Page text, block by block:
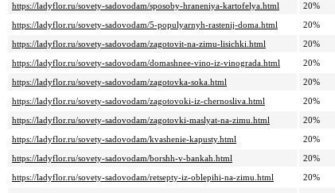
https://ladyflor.ru/sovety-sadovodam/sposoby-hraneniya-kartofelya.html
20%
https://ladyflor.ru/sovety-sadovodam/5-populyarnyh-rastenij-doma.html
20%
https://ladyflor.ru/sovety-sadovodam/zagotovit-na-zimu-lisichki.html
20%
https://ladyflor.ru/sovety-sadovodam/domashnee-vino-iz-vinograda.html
20%
https://ladyflor.ru/sovety-sadovodam/zagotovka-soka.html
20%
https://ladyflor.ru/sovety-sadovodam/zagotovoki-iz-chernosliva.html
20%
https://ladyflor.ru/sovety-sadovodam/zagotovki-maslyat-na-zimu.html
20%
https://ladyflor.ru/sovety-sadovodam/kvashenie-kapusty.html
20%
https://ladyflor.ru/sovety-sadovodam/borshh-v-bankah.html
20%
https://ladyflor.ru/sovety-sadovodam/retsepty-iz-oblepihi-na-zimu.html
20%